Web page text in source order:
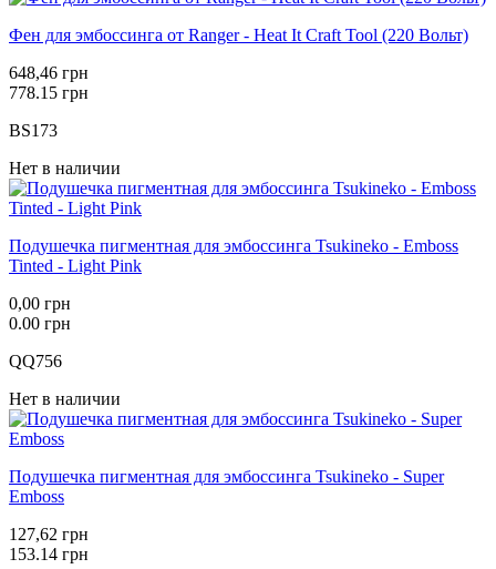
Фен для эмбоссинга от Ranger - Heat It Craft Tool (220 Вольт)
648,46 грн
778.15 грн
BS173
Нет в наличии
Подушечка пигментная для эмбоссинга Tsukineko - Emboss
Tinted - Light Pink
0,00 грн
0.00 грн
QQ756
Нет в наличии
Подушечка пигментная для эмбоссинга Tsukineko - Super
Emboss
127,62 грн
153.14 грн